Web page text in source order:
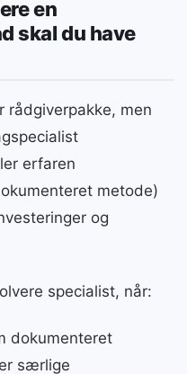
en
skal du have
rådgiverpakke, men
erfaren
metode)
og
specialist, når:
dokumenteret
særlige